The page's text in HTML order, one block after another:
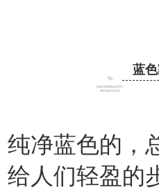
蓝
纯净蓝色的，
给人们轻盈的